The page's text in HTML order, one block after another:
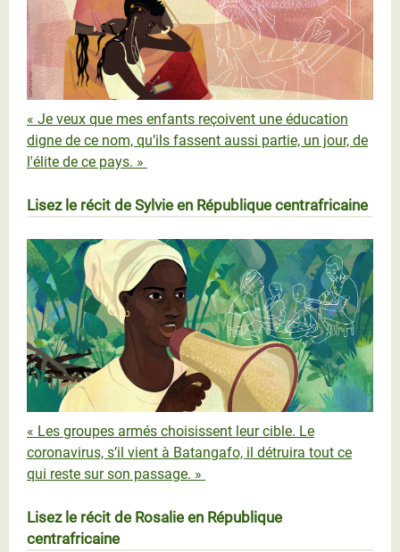
« Je veux que mes enfants reçoivent une éducation
digne de ce nom, qu’ils fassent aussi partie, un jour, de
l'élite de ce pays. »
Lisez le récit de Sylvie en République centrafricaine
SYLVIE_scr.jpg
« Les groupes armés choisissent leur cible. Le
coronavirus, s’il vient à Batangafo, il détruira tout ce
qui reste sur son passage. »
Lisez le récit de Rosalie en République
centrafricaine